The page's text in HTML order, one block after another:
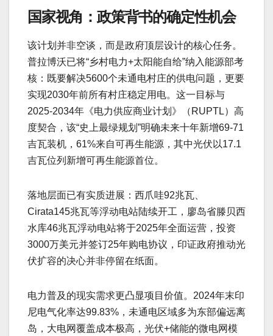
国家视角：政策背书的确定性机会
该计划并非空谈，而是政府顶层设计的核心任务。
普拉博沃已将“乡村电力+太阳能自给”纳入能源部考
核：既要解决5600个未通电村庄的供电问题，更要
实现2030年前所有村庄稳定用电。这一目标与
2025-2034年《电力供应商业计划》（RUPTL）高
度契合，该“史上最绿规划”明确未来十年新增69-71
吉瓦装机，61%来自可再生能源，其中光伏以17.1
吉瓦位列新增可再生能源首位。
落地层面已有实质进展：西爪哇92兆瓦、
Cirata145兆瓦等浮动电站陆续开工，廖岛省滕贝西
水库46兆瓦浮动电站将于2025年全面运营，投资
3000万美元并签订25年购电协议，印证政府推动光
伏扩容的决心并非停留在纸面。
电力普及的现实需求更凸显项目价值。2024年末印
尼电气化率达99.83%，未通电区域多为东部偏远离
岛，大电网覆盖成本极高，光伏+储能的微电网模